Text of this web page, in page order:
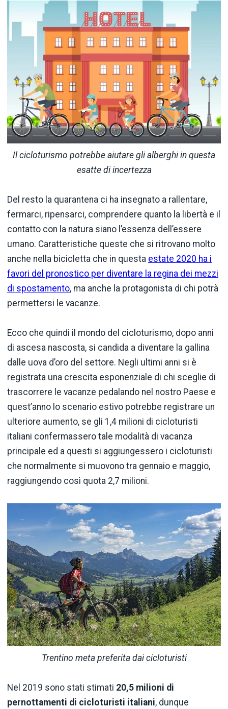
Il cicloturismo potrebbe aiutare gli alberghi in questa
esatte di incertezza
Del resto la quarantena ci ha insegnato a rallentare,
fermarci, ripensarci, comprendere quanto la libertà e il
contatto con la natura siano l’essenza dell’essere
umano. Caratteristiche queste che si ritrovano molto
anche nella bicicletta che in questa estate 2020 ha i
favori del pronostico per diventare la regina dei mezzi
di spostamento, ma anche la protagonista di chi potrà
permettersi le vacanze.
Ecco che quindi il mondo del cicloturismo, dopo anni
di ascesa nascosta, si candida a diventare la gallina
dalle uova d’oro del settore. Negli ultimi anni si è
registrata una crescita esponenziale di chi sceglie di
trascorrere le vacanze pedalando nel nostro Paese e
quest’anno lo scenario estivo potrebbe registrare un
ulteriore aumento, se gli 1,4 milioni di cicloturisti
italiani confermassero tale modalità di vacanza
principale ed a questi si aggiungessero i cicloturisti
che normalmente si muovono tra gennaio e maggio,
raggiungendo così quota 2,7 milioni.
Trentino meta preferita dai cicloturisti
Nel 2019 sono stati stimati 20,5 milioni di
pernottamenti di cicloturisti italiani, dunque